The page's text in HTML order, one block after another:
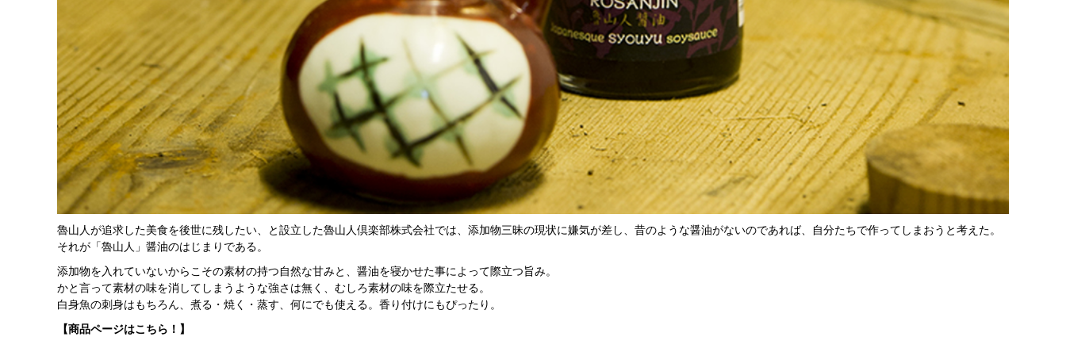
魯山人が追求した美食を後世に残したい、と設立した魯山人倶楽部株式会社では、添加物三昧の現状に嫌気が差し、昔のような醤油がないのであれば、自分たちで作ってしまおうと考えた。
それが「魯山人」醤油のはじまりである。
添加物を入れていないからこその素材の持つ自然な甘みと、醤油を寝かせた事によって際立つ旨み。
かと言って素材の味を消してしまうような強さは無く、むしろ素材の味を際立たせる。
白身魚の刺身はもちろん、煮る・焼く・蒸す、何にでも使える。香り付けにもぴったり。
【商品ページはこちら！】